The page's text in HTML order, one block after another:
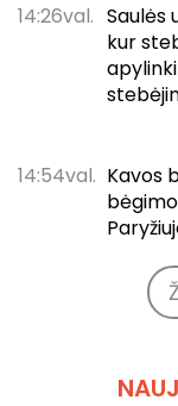
14:26val. Saulės
kur
14:54val. Kavos